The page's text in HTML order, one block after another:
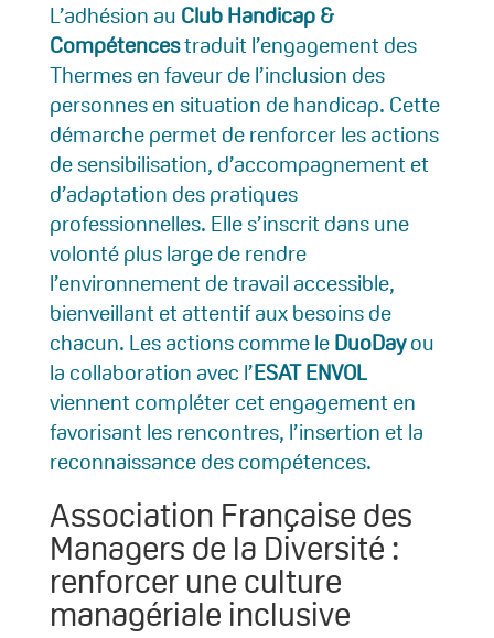
L’adhésion au Club Handicap &
Compétencestraduit l’engagement des
Thermes en faveur de l’inclusion des
personnes en situation de handicap. Cette
démarche permet de renforcer les actions
de sensibilisation, d’accompagnement et
d’adaptation des pratiques
professionnelles. Elle s’inscrit dans une
volonté plus large de rendre
l’environnement de travail accessible,
bienveillant et attentif aux besoins de
chacun. Les actions comme leDuoDayou
la collaboration avec l’ESAT ENVOL
viennent compléter cet engagement en
favorisant les rencontres, l’insertion et la
reconnaissance des compétences.
Association Française des
Managers de la Diversité :
renforcer une culture
managériale inclusive